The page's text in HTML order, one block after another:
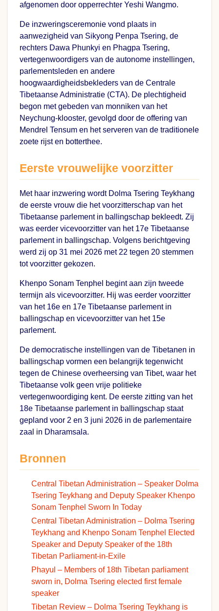
afgenomen door opperrechter Yeshi Wangmo.
De inzweringsceremonie vond plaats in
aanwezigheid van Sikyong Penpa Tsering, de
rechters Dawa Phunkyi en Phagpa Tsering,
vertegenwoordigers van de autonome instellingen,
parlementsleden en andere
hoogwaardigheidsbekleders van de Centrale
Tibetaanse Administratie (CTA). De plechtigheid
begon met gebeden van monniken van het
Neychung-klooster, gevolgd door de offering van
Mendrel Tensum en het serveren van de traditionele
zoete rijst en botterthee.
Eerste vrouwelijke voorzitter
Met haar inzwering wordt Dolma Tsering Teykhang
de eerste vrouw die het voorzitterschap van het
Tibetaanse parlement in ballingschap bekleedt. Zij
was eerder vicevoorzitter van het 17e Tibetaanse
parlement in ballingschap. Volgens berichtgeving
werd zij op 31 mei 2026 met 22 tegen 20 stemmen
tot voorzitter gekozen.
Khenpo Sonam Tenphel begint aan zijn tweede
termijn als vicevoorzitter. Hij was eerder voorzitter
van het 16e en 17e Tibetaanse parlement in
ballingschap en vicevoorzitter van het 15e
parlement.
De democratische instellingen van de Tibetanen in
ballingschap vormen een belangrijk tegenwicht
tegen de Chinese overheersing van Tibet, waar het
Tibetaanse volk geen vrije politieke
vertegenwoordiging kent. De eerste zitting van het
18e Tibetaanse parlement in ballingschap staat
gepland voor 2 en 3 juni 2026 in de parlementaire
zaal in Dharamsala.
Bronnen
Central Tibetan Administration – Speaker Dolma
Tsering Teykhang and Deputy Speaker Khenpo
Sonam Tenphel Sworn In Today
Central Tibetan Administration – Dolma Tsering
Teykhang and Khenpo Sonam Tenphel Elected
Speaker and Deputy Speaker of the 18th
Tibetan Parliament-in-Exile
Phayul – Members of 18th Tibetan parliament
sworn in, Dolma Tsering elected first female
speaker
Tibetan Review – Dolma Tsering Teykhang is